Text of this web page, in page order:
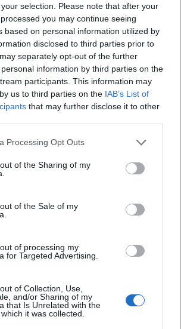
selection. Please note that after your
you may continue seeing
based on personal information utilized by
disclosed to third parties prior to
separately opt-out of the further
information by third parties on the
participants. This information may
us to third parties on the IAB’s List of
that may further disclose it to other
Processing Opt Outs
of the Sharing of my
of the Sale of my
of processing my
for Targeted Advertising.
of Collection, Use,
and/or Sharing of my
that Is Unrelated with the
it was collected.
riparte dai pilastri Masia, Pinna e
il primo acquisto è Loru
2026
YOUTUBE INSTAGRAM